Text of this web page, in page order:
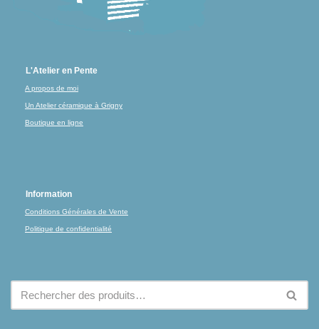
L'Atelier en Pente
A propos de moi
Un Atelier céramique à Grigny
Boutique en ligne
Information
Conditions Générales de Vente
Politique de confidentialité